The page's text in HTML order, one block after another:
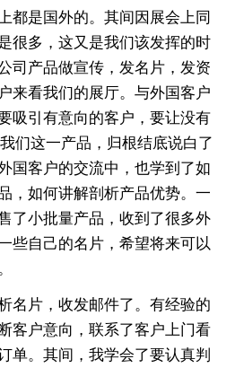
都是国外的。其间因展会上同
很多，这又是我们该发挥的时
司产品做宣传，发名片，发资
来看我们的展厅。与外国客户
吸引有意向的客户，要让没有
们这一产品，归根结底说白了
国客户的交流中，也学到了如
，如何讲解剖析产品优势。一
了小批量产品，收到了很多外
些自己的名片，希望将来可以
片，收发邮件了。有经验的
客户意向，联系了客户上门看
单。其间，我学会了要认真判